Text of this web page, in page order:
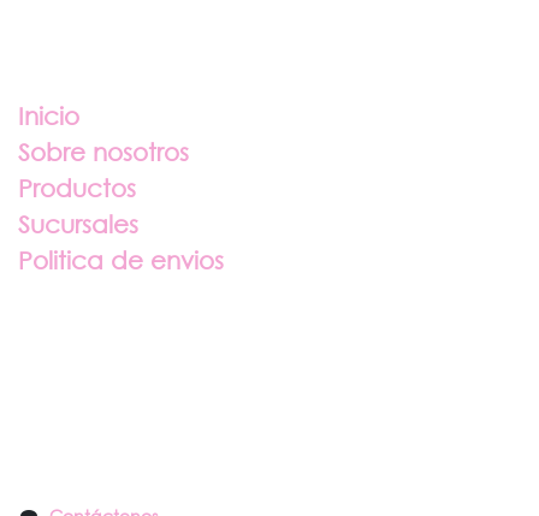
Inicio
Sobre nosotros
Productos
Sucursales
Politica de envios